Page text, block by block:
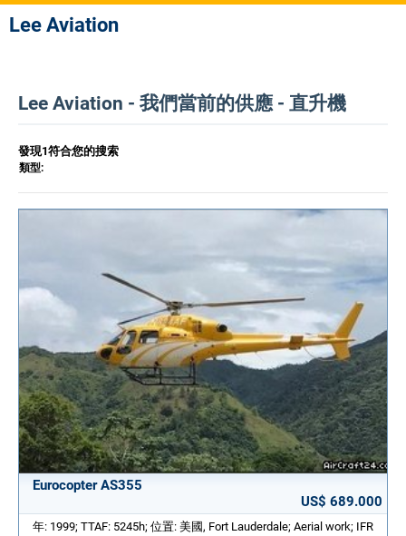
Lee Aviation
Lee Aviation - 我們當前的供應 - 直升機
發現1符合您的搜索
類型:
Eurocopter AS355
US$ 689.000
年: 1999; TTAF: 5245h; 位置: 美國, Fort Lauderdale; Aerial work; IFR